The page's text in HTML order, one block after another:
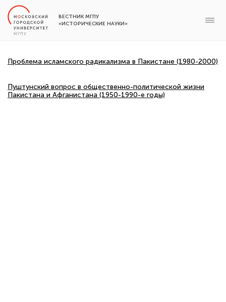
ВЕСТНИК МГПУ
«ИСТОРИЧЕСКИЕ НАУКИ»
Проблема исламского радикализма в Пакистане (1980-2000)
Пуштунский вопрос в общественно-политической жизни
Пакистана и Афганистана (1950-1990-е годы)